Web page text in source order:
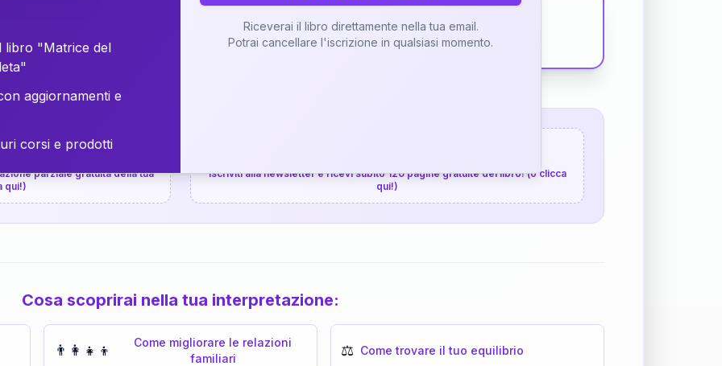
Scopri il Libro
gratuita
parziale gratuita della tua
qui!)
Iscriviti alla newsletter e ricevi subito 120 pagine gratuite del libro! (o clicca
qui!)
Cosa scoprirai nella tua interpretazione:
👨‍👩‍👧‍👦
Come migliorare le relazioni
familiari
⚖️ Come trovare il tuo equilibrio
libro "Matrice del
aggiornamenti e
corsi e prodotti
Riceverai il libro direttamente nella tua email.
Potrai cancellare l'iscrizione in qualsiasi momento.